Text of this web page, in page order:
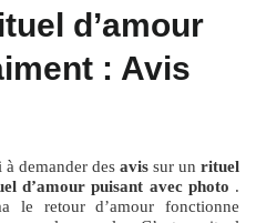
d’amour
: Avis
demander des avis sur un rituel
d’amour puisant avec photo .
le retour d’amour fonctionne